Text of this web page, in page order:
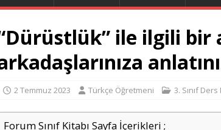
ile ilgili bir
2 Temmuz 2023 Türkçe Öğretmeni 3. Sınıf Ders
Forum Sınıf Kitabı Sayfa İçerikleri ;